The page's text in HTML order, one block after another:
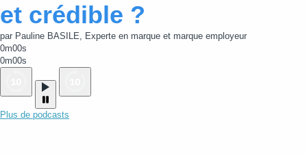
et crédible ?
par Pauline BASILE, Experte en marque et marque employeur
0m00s
0m00s
Plus de podcasts